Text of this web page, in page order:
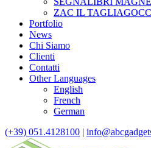
ZAC IL
Portfolio
News
Chi Siamo
Clienti
Contatti
Other Languages
English
French
German
(+39) 051.4128100 |